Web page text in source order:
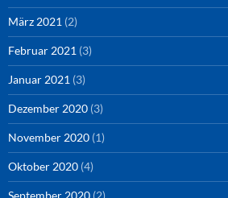
März 2021 (2)
Februar 2021 (3)
Januar 2021 (3)
Dezember 2020 (3)
November 2020 (1)
Oktober 2020 (4)
September 2020 (2)